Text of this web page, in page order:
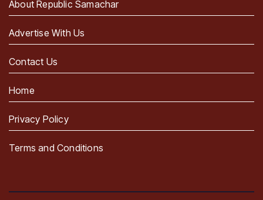
About Republic Samachar
Advertise With Us
Contact Us
Home
Privacy Policy
Terms and Conditions